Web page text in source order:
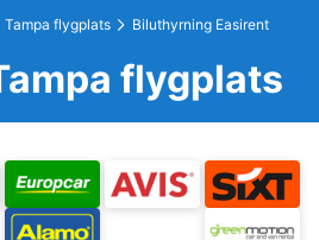
Tampa flygplats Biluthyrning Easirent
flygplats